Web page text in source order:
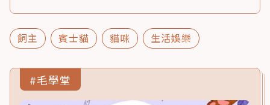
飼主 賓士貓 貓咪 生活娛樂
#毛學堂